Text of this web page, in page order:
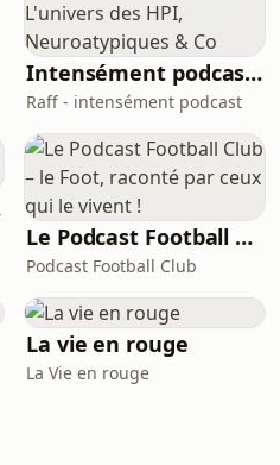
Intensément podcast - L'univers des HPI, Neuroatypiques & Co
Raff - intensément podcast
Le Podcast Football Club – le Foot, raconté par ceux qui le vivent !
Podcast Football Club
La vie en rouge
La Vie en rouge